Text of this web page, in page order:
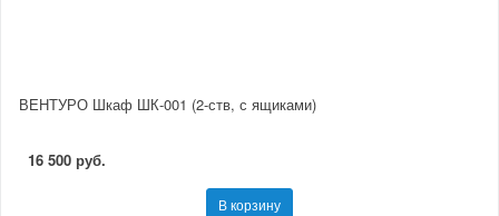
ВЕНТУРО Шкаф ШК-001 (2-ств, с ящиками)
16 500 руб.
В корзину